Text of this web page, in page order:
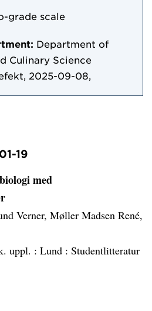
grade scale
Department of
Culinary Science
2025-09-08,
19
med
Verner, Møller Madsen René,
uppl. : Lund : Studentlitteratur